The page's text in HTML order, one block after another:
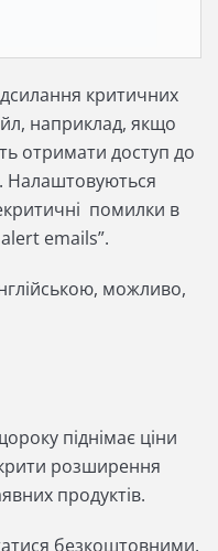
критичних
наприклад, якщо
отримати доступ до
Налаштовуються
помилки в
emails”.
можливо,
піднімає ціни
розширення
продуктів.
безкоштовними,